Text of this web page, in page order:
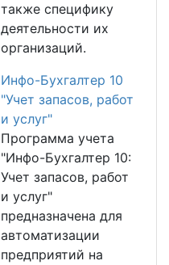
также специфику
деятельности их
организаций.
Инфо-Бухгалтер 10
"Учет запасов, работ
и услуг"
Программа учета
"Инфо-Бухгалтер 10:
Учет запасов, работ
и услуг"
предназначена для
автоматизации
предприятий на